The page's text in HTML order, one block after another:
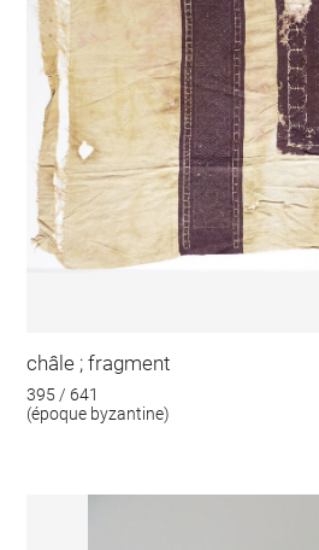
châle ; fragment
395 / 641
(époque byzantine)